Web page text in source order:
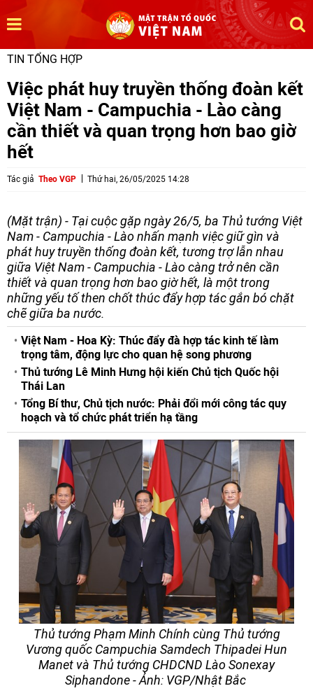
TIN TỔNG HỢP
Việc phát huy truyền thống đoàn kết
Việt Nam - Campuchia - Lào càng
cần thiết và quan trọng hơn bao giờ
hết
Tác giả Theo VGP Thứ hai, 26/05/2025 14:28
(Mặt trận) - Tại cuộc gặp ngày 26/5, ba Thủ tướng Việt
Nam - Campuchia - Lào nhấn mạnh việc giữ gìn và
phát huy truyền thống đoàn kết, tương trợ lẫn nhau
giữa Việt Nam - Campuchia - Lào càng trở nên cần
thiết và quan trọng hơn bao giờ hết, là một trong
những yếu tố then chốt thúc đẩy hợp tác gắn bó chặt
chẽ giữa ba nước.
Việt Nam - Hoa Kỳ: Thúc đẩy đà hợp tác kinh tế làm
trọng tâm, động lực cho quan hệ song phương
Thủ tướng Lê Minh Hưng hội kiến Chủ tịch Quốc hội
Thái Lan
Tổng Bí thư, Chủ tịch nước: Phải đổi mới công tác quy
hoạch và tổ chức phát triển hạ tầng
Thủ tướng Phạm Minh Chính cùng Thủ tướng
Vương quốc Campuchia Samdech Thipadei Hun
Manet và Thủ tướng CHDCND Lào Sonexay
Siphandone - Ảnh: VGP/Nhật Bắc